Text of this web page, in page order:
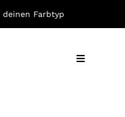
Farbtyp
Toggle